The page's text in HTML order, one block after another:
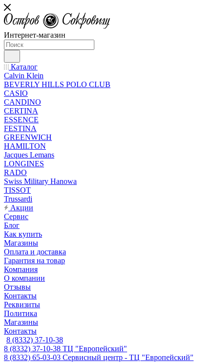
Интернет-магазин
Каталог
Calvin Klein
BEVERLY HILLS POLO CLUB
CASIO
CANDINO
CERTINA
ESSENCE
FESTINA
GREENWICH
HAMILTON
Jacques Lemans
LONGINES
RADO
Swiss Military Hanowa
TISSOT
Trussardi
Акции
Сервис
Блог
Как купить
Магазины
Оплата и доставка
Гарантия на товар
Компания
О компании
Отзывы
Контакты
Реквизиты
Политика
Магазины
Контакты
8 (8332) 37-10-38
8 (8332) 37-10-38 ТЦ "Европейский"
8 (8332) 65-03-03 Сервисный центр - ТЦ "Европейский"